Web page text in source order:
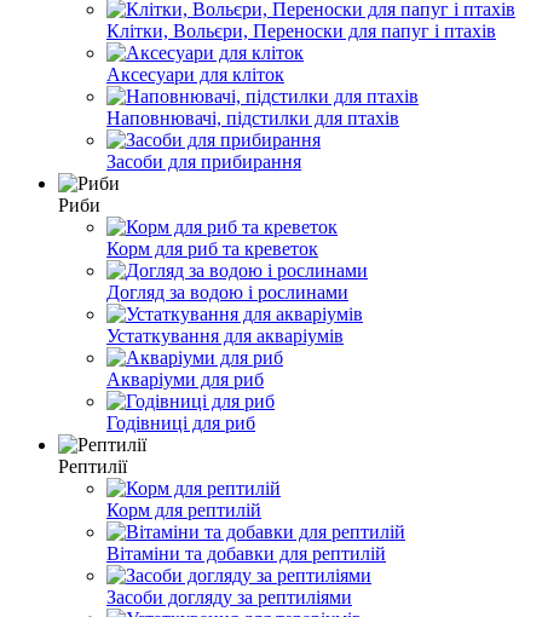
Клітки, Вольєри, Переноски для папуг і птахів
Аксесуари для кліток
Наповнювачі, підстилки для птахів
Засоби для прибирання
Риби
Корм для риб та креветок
Догляд за водою і рослинами
Устаткування для акваріумів
Акваріуми для риб
Годівниці для риб
Рептилії
Корм для рептилій
Вітаміни та добавки для рептилій
Засоби догляду за рептиліями